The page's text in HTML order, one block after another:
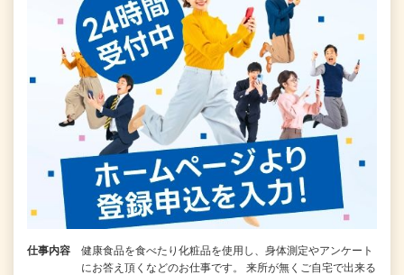
仕事内容
健康食品を食べたり化粧品を使用し、身体測定やアンケート
にお答え頂くなどのお仕事です。 来所が無くご自宅で出来る